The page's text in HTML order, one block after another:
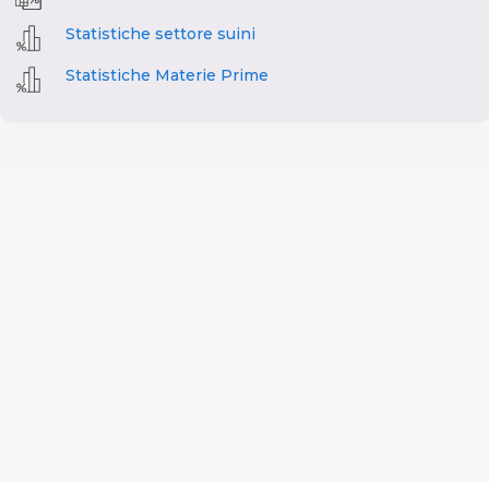
Statistiche settore suini
Statistiche Materie Prime